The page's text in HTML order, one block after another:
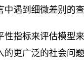
遇到细微差别的查
指标来评估模型
更广泛的社会问